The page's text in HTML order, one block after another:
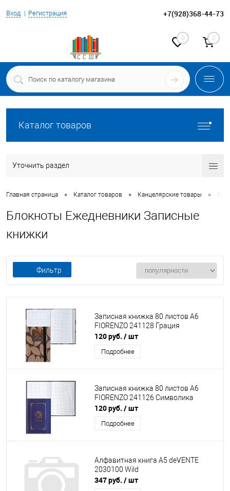
Вход Регистрация +7(928)368-44-73
0 0
Каталог товаров
Уточнить раздел
Главная страница • Каталог товаров • Канцелярские товары •
Блокноты Ежедневники Записные
книжки
Фильтр
Записная книжка 80 листов А6
FIORENZO 241128 Грация
120 руб. / шт
Подробнее
Записная книжка 80 листов А6
FIORENZO 241126 Символика
120 руб. / шт
Подробнее
Алфавитная книга А5 deVENTE
2030100 Wild
347 руб. / шт